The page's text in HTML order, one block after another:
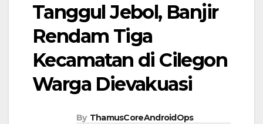
Tanggul Jebol, Banjir
Rendam Tiga
Kecamatan di Cilegon
Warga Dievakuasi
By ThamusCoreAndroidOps